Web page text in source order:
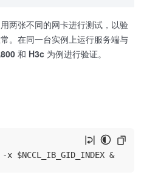
两张不同的网卡进行测试，以验
。在同一台实例上运行服务端与
和 H3c 为例进行验证。